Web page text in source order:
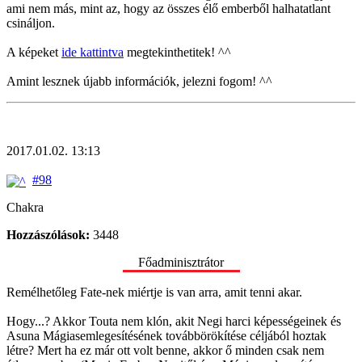
ami nem más, mint az, hogy az összes élő emberből halhatatlant
csináljon.
A képeket ide kattintva megtekinthetitek! ^^
Amint lesznek újabb információk, jelezni fogom! ^^
2017.01.02. 13:13
#98
Chakra
Hozzászólások: 3448
Főadminisztrátor
Remélhetőleg Fate-nek miértje is van arra, amit tenni akar.
Hogy...? Akkor Touta nem klón, akit Negi harci képességeinek és
Asuna Mágiasemlegesítésének továbbörökítése céljából hoztak
létre? Mert ha ez már ott volt benne, akkor ő minden csak nem